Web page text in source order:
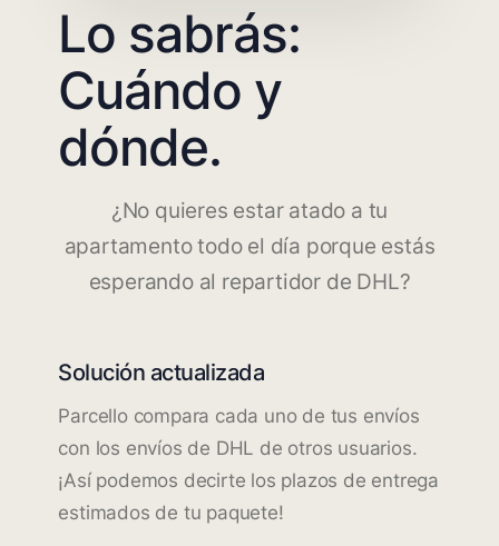
Lo sabrás:
Cuándo y
dónde.
¿No quieres estar atado a tu
apartamento todo el día porque estás
esperando al repartidor de DHL?
Solución actualizada
Parcello compara cada uno de tus envíos
con los envíos de DHL de otros usuarios.
¡Así podemos decirte los plazos de entrega
estimados de tu paquete!